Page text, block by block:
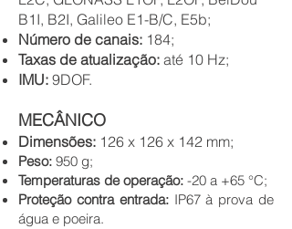
B1I, B2I, Galileo E1-B/C, E5b;
Número de canais: 184;
Taxas de atualização: até 10 Hz;
IMU: 9DOF.
MECÂNICO
Dimensões: 126 x 126 x 142 mm;
Peso: 950 g;
Temperaturas de operação: -20 a +65 °C;
Proteção contra entrada: IP67 à prova de
água e poeira.